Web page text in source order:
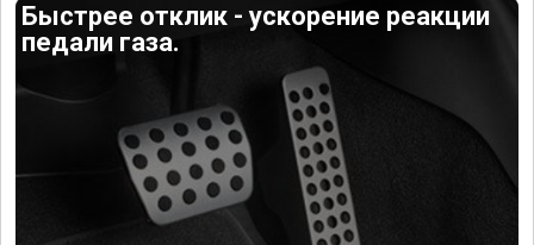
Быстрее отклик - ускорение реакции
педали газа.